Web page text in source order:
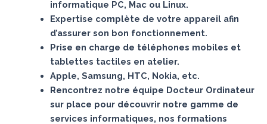
informatique PC, Mac ou Linux.
Expertise complète de votre appareil afin
d’assurer son bon fonctionnement.
Prise en charge de téléphones mobiles et
tablettes tactiles en atelier.
Apple, Samsung, HTC, Nokia, etc.
Rencontrez notre équipe Docteur Ordinateur
sur place pour découvrir notre gamme de
services informatiques, nos formations